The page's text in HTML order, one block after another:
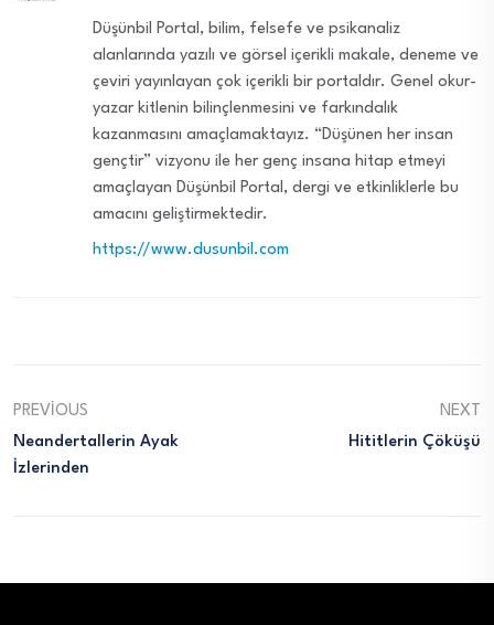
Düşünbil Portal, bilim, felsefe ve psikanaliz
alanlarında yazılı ve görsel içerikli makale, deneme ve
çeviri yayınlayan çok içerikli bir portaldır. Genel okur-
yazar kitlenin bilinçlenmesini ve farkındalık
kazanmasını amaçlamaktayız. “Düşünen her insan
gençtir” vizyonu ile her genç insana hitap etmeyi
amaçlayan Düşünbil Portal, dergi ve etkinliklerle bu
amacını geliştirmektedir.
https://www.dusunbil.com
PREVIOUS
Neandertallerin Ayak
İzlerinden
NEXT
Hititlerin Çöküşü